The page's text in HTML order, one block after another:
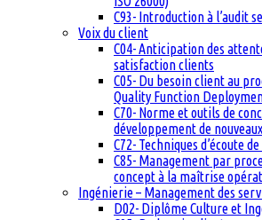
C93- Introduction à l’audit
Voix du client
C04- Anticipation des
satisfaction clients
C05- Du besoin client au
Quality Function
C70- Norme et outils de
développement de
C72- Techniques d’écoute
C85- Management par
concept à la maîtrise
Ingénierie – Management des
D02- Diplôme Culture et